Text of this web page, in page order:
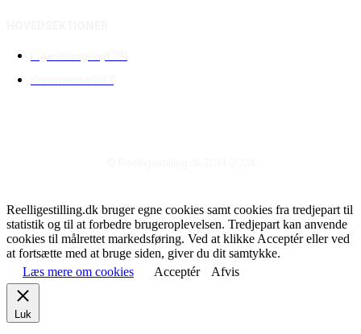
Reelligestilling.dk bruger egne cookies samt cookies fra tredjepart til
statistik og til at forbedre brugeroplevelsen. Tredjepart kan anvende
cookies til målrettet markedsføring. Ved at klikke Acceptér eller ved
at fortsætte med at bruge siden, giver du dit samtykke.
Læs mere om cookies
Acceptér Afvis
Luk